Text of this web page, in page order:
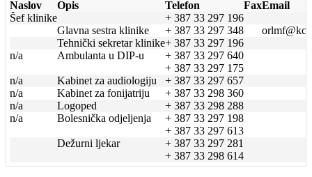
Naslov Opis Telefon FaxEmail
Šef klinike
+ 387 33 297 196
Glavna sestra klinike
+ 387 33 297 348
Tehnički sekretar klinike+ 387 33 297 196
n/a
Ambulanta u DIP-u
+ 387 33 297 640
+ 387 33 297 175
n/a
Kabinet za audiologiju
+ 387 33 297 657
n/a
Kabinet za fonijatriju
+ 387 33 298 360
n/a
Logoped
+ 387 33 298 288
n/a
Bolesnička odjeljenja
+ 387 33 297 198
+ 387 33 297 613
Dežurni ljekar
+ 387 33 297 281
+ 387 33 298 614